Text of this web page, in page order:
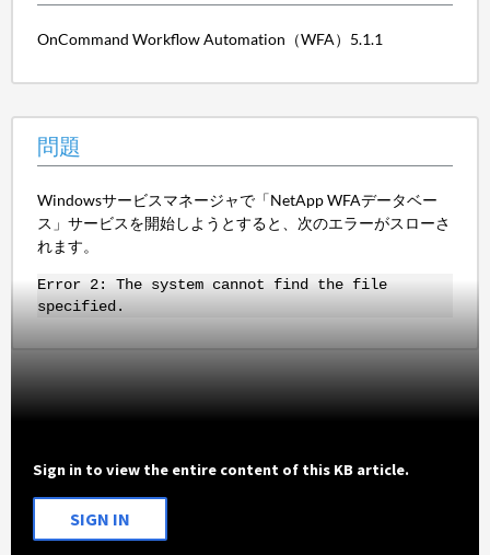
OnCommand Workflow Automation（WFA）5.1.1
問題
Windowsサービスマネージャで「NetApp WFAデータベー
ス」サービスを開始しようとすると、次のエラーがスローさ
れます。
Error 2: The system cannot find the file
specified.
Sign in to view the entire content of this KB article.
SIGN IN